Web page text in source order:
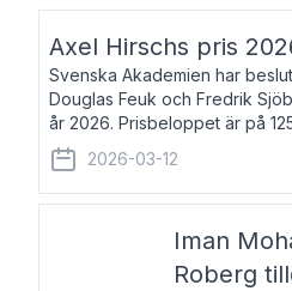
Axel Hirschs pris
Svenska Akademien har
Douglas Feuk och Fredrik
år 2026. Prisbeloppet är på
Johan Erséus, född 1959, är
journalist med mångårigt för
2026-03-12
Iman
Roberg